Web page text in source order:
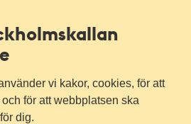
vi kakor, cookies, för att
för att webbplatsen ska
dig.